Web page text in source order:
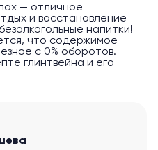
— отличное
и восстановление
напитки!
что содержимое
с 0% оборотов.
глинтвейна и его